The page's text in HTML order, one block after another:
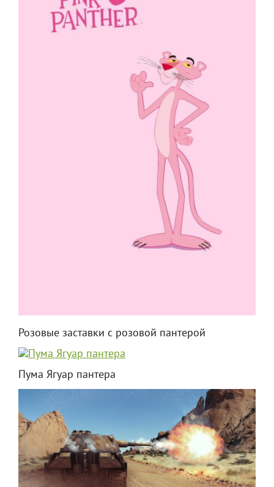
Розовые заставки с розовой пантерой
Пума Ягуар пантера